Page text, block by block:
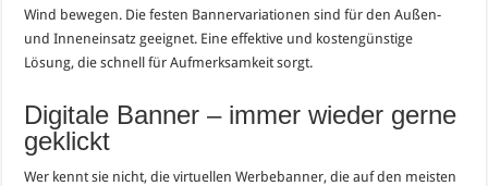
Wind bewegen. Die festen Bannervariationen sind für den Außen-
und Inneneinsatz geeignet. Eine effektive und kostengünstige
Lösung, die schnell für Aufmerksamkeit sorgt.
Digitale Banner – immer wieder gerne
geklickt
Wer kennt sie nicht, die virtuellen Werbebanner, die auf den meisten